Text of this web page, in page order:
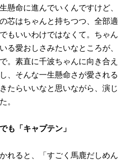
懸命に進んでいくんですけど、
芯はちゃんと持ちつつ、全部適
もいいわけではなくて。ちゃん
る愛おしさみたいなところが、
。素直に千波ちゃんに向き合え
、そんな一生懸命さが愛される
たらいいなと思いながら、演じ
。
も「キャプテン」
れると、「すごく馬鹿だしめん